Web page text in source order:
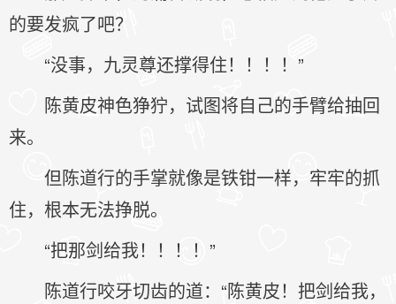
的要发疯了吧？
“没事，九灵尊还撑得住！！！！”
陈黄皮神色狰狞，试图将自己的手臂给抽回
来。
但陈道行的手掌就像是铁钳一样，牢牢的抓
住，根本无法挣脱。
“把那剑给我！！！！”
陈道行咬牙切齿的道：“陈黄皮！把剑给我，